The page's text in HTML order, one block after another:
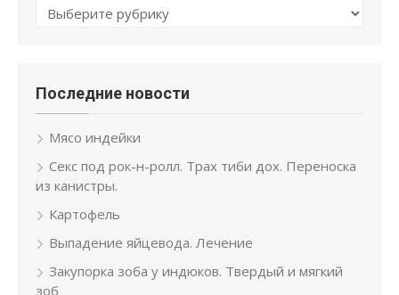
Рубрики
Последние новости
Мясо индейки
Секс под рок-н-ролл. Трах тиби дох. Переноска
из канистры.
Картофель
Выпадение яйцевода. Лечение
Закупорка зоба у индюков. Твердый и мягкий
зоб